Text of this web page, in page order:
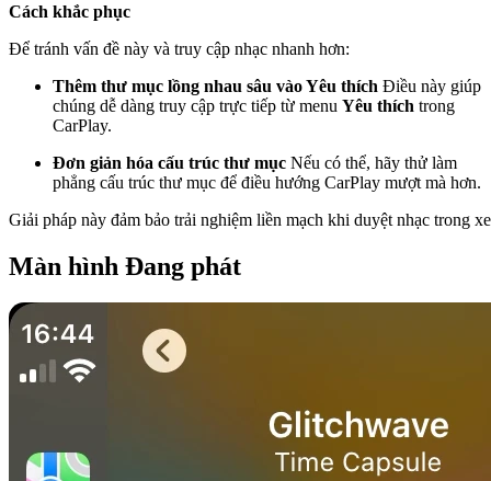
Cách khắc phục
Để tránh vấn đề này và truy cập nhạc nhanh hơn:
Thêm thư mục lồng nhau sâu vào Yêu thích Điều này giúp
chúng dễ dàng truy cập trực tiếp từ menu Yêu thích trong
CarPlay.
Đơn giản hóa cấu trúc thư mục Nếu có thể, hãy thử làm
phẳng cấu trúc thư mục để điều hướng CarPlay mượt mà hơn.
Giải pháp này đảm bảo trải nghiệm liền mạch khi duyệt nhạc trong
Màn hình Đang phát